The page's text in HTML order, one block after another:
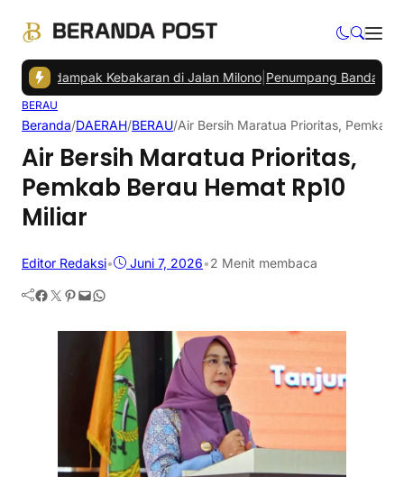
Kebakaran di Jalan Milono| Penumpang Bandara SAMS
BERAU
Beranda/DAERAH/BERAU/Air Bersih Maratua Prioritas, Pemkab
Air Bersih Maratua Prioritas,
Pemkab Berau Hemat Rp10
Miliar
Editor Redaksi• Juni 7, 2026•2 Menit membaca
Facebook Twitter Pinterest Mail WhatsApp